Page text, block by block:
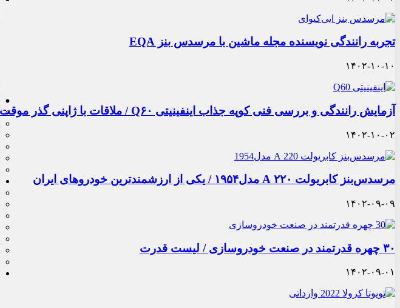
تجربه رانندگی نویسنده مجله ماشین با مرسدس بنز EQA
۱۴۰۲-۱۰-۱۰
آزمایش رانندگی و بررسی فنی کوپه جذاب اینفینیتی Q۶۰ / ملاقات با ژاپنی گذر موقت
۱۴۰۲-۱۰-۰۲
مرسدس‌بنز کابریولت ۲۲۰ A مدل۱۹۵۴ / یکی از ارزشمندترین خودروهای ایران
۱۴۰۲-۰۹-۰۹
۳۰ چهره قدرتمند در صنعت خودروسازی / لیست قدرت
۱۴۰۲-۰۹-۰۱